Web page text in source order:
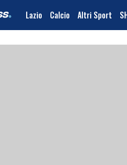
Lazio Calcio Altri Sport